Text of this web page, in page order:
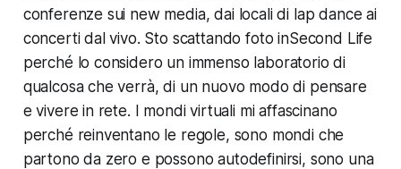
conferenze sui new media, dai locali di lap dance ai
concerti dal vivo. Sto scattando foto inSecond Life
perché lo considero un immenso laboratorio di
qualcosa che verrà, di un nuovo modo di pensare
e vivere in rete. I mondi virtuali mi affascinano
perché reinventano le regole, sono mondi che
partono da zero e possono autodefinirsi, sono una